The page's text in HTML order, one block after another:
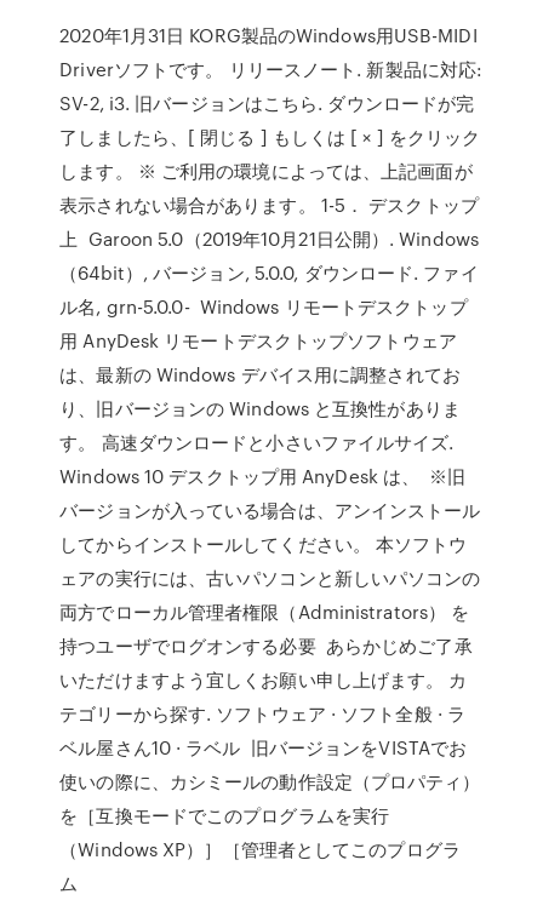
2020年1月31日 KORG製品のWindows用USB-MIDI
Driverソフトです。 リリースノート. 新製品に対応:
SV-2, i3. 旧バージョンはこちら. ダウンロードが完
了しましたら、[ 閉じる ] もしくは [ × ] をクリック
します。 ※ ご利用の環境によっては、上記画面が
表示されない場合があります。 1-5． デスクトップ
上 Garoon 5.0（2019年10月21日公開）. Windows
（64bit）, バージョン, 5.0.0, ダウンロード. ファイ
ル名, grn-5.0.0- Windows リモートデスクトップ
用 AnyDesk リモートデスクトップソフトウェア
は、最新の Windows デバイス用に調整されてお
り、旧バージョンの Windows と互換性がありま
す。 高速ダウンロードと小さいファイルサイズ.
Windows 10 デスクトップ用 AnyDesk は、 ※旧
バージョンが入っている場合は、アンインストール
してからインストールしてください。 本ソフトウ
ェアの実行には、古いパソコンと新しいパソコンの
両方でローカル管理者権限（Administrators） を
持つユーザでログオンする必要 あらかじめご了承
いただけますよう宜しくお願い申し上げます。 カ
テゴリーから探す. ソフトウェア · ソフト全般 · ラ
ベル屋さん10 · ラベル 旧バージョンをVISTAでお
使いの際に、カシミールの動作設定（プロパティ）
を［互換モードでこのプログラムを実行
（Windows XP）］［管理者としてこのプログラ
ム